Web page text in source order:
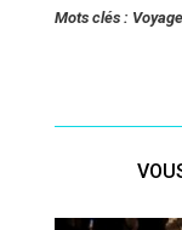
Mots clés :